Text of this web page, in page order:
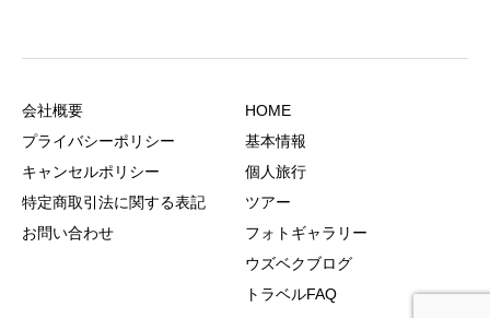
会社概要
プライバシーポリシー
キャンセルポリシー
特定商取引法に関する表記
お問い合わせ
HOME
基本情報
個人旅行
ツアー
フォトギャラリー
ウズベクブログ
トラベルFAQ